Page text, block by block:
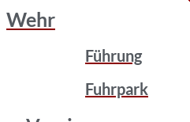
Wehr
Führung
Fuhrpark